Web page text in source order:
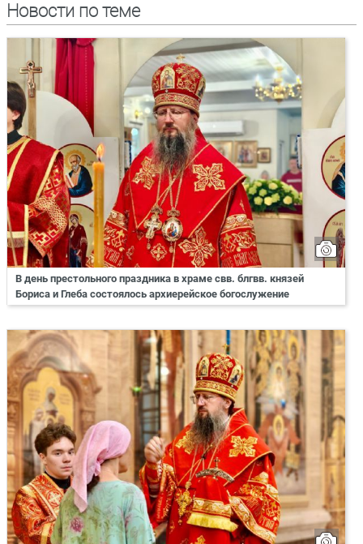
Новости по теме
В день престольного праздника в храме свв. блгвв. князей
Бориса и Глеба состоялось архиерейское богослужение